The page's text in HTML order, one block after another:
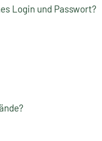
Login und Passwort?